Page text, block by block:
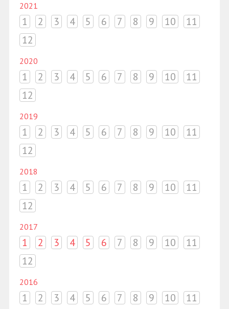
2021
1 2 3 4 5 6 7 8 9 10
11
12
2020
1 2 3 4 5 6 7 8 9 10
11
12
2019
1 2 3 4 5 6 7 8 9 10
11
12
2018
1 2 3 4 5 6 7 8 9 10
11
12
2017
1 2 3 4 5 6 7 8 9 10
11
12
2016
1 2 3 4 5 6 7 8 9 10
11